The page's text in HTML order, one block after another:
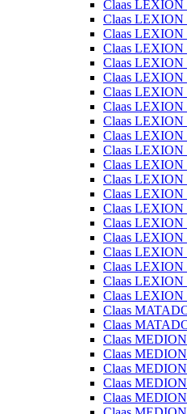
Claas LEXION
Claas LEXION
Claas LEXION
Claas LEXION
Claas LEXION
Claas LEXION
Claas LEXION
Claas LEXION
Claas LEXION
Claas LEXION
Claas LEXION
Claas LEXION
Claas LEXION
Claas LEXION
Claas LEXION
Claas LEXION
Claas LEXION
Claas LEXION
Claas LEXION
Claas LEXION
Claas LEXION
Claas
Claas
Claas
Claas
Claas
Claas
Claas